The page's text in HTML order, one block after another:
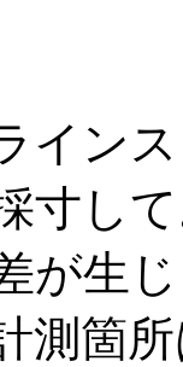
イン
寸し
が生
測箇